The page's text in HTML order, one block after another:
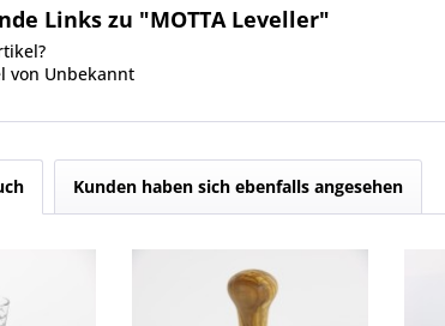
Links zu "MOTTA Leveller"
von Unbekannt
Kunden haben sich ebenfalls angesehen